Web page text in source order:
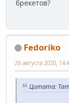
брекетов?
Fedoriko
26 августа 2020,
Цитата: